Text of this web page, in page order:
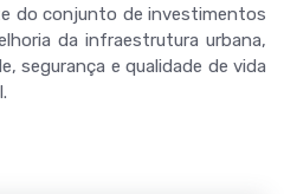
do conjunto de investimentos
da infraestrutura urbana,
segurança e qualidade de vida